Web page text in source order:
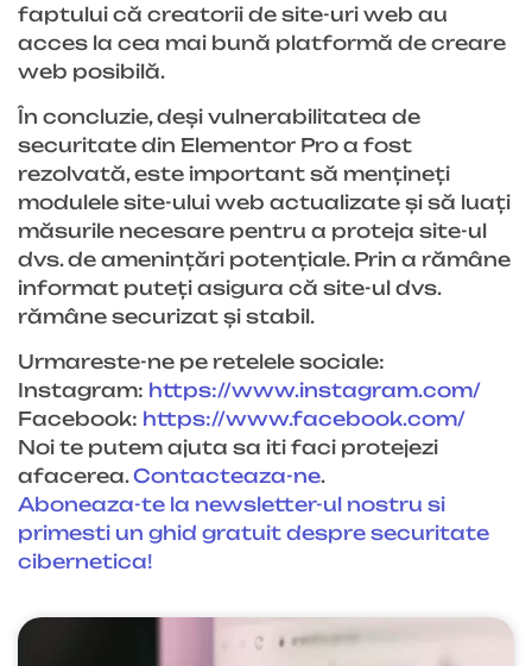
faptului că creatorii de site-uri web au
acces la cea mai bună platformă de creare
web posibilă.
În concluzie, deși vulnerabilitatea de
securitate din Elementor Pro a fost
rezolvată, este important să mențineți
modulele site-ului web actualizate și să luați
măsurile necesare pentru a proteja site-ul
dvs. de amenințări potențiale. Prin a rămâne
informat puteți asigura că site-ul dvs.
rămâne securizat și stabil.
Urmareste-ne pe retelele sociale:
Instagram: https://www.instagram.com/
Facebook: https://www.facebook.com/
Noi te putem ajuta sa iti faci protejezi
afacerea.Contacteaza-ne.
Aboneaza-te la newsletter-ul nostru si
primesti un ghid gratuit despre securitate
cibernetica!